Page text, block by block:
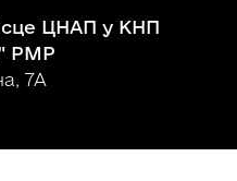
ЦНАП у КНП
РМР
7А